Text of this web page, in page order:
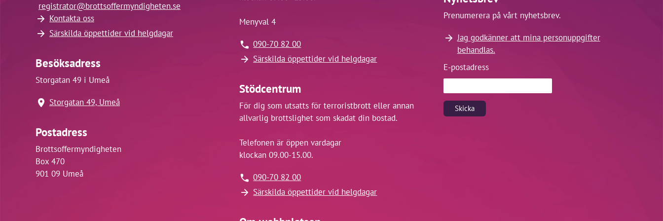
Inte heller kvaliteten och effekten av civilsamhällets stöd till brottsoffer
utvärderas tillräckligt, vare sig av kommunerna som anlitar brottsoffer-
Resultatet av kartläggningen tyder på att det finns ett flertal utmaningar
med samordningen av brottsofferstödet. Det handlar bland annat om
möjligheten att hänvisa brottsoffer vidare till andra aktörer och
för att ge adekvat stöd. Det framkommer även att brottsoffer till stor
utsträckning på egen hand måste vara aktiva och söka upp information
registrator@brottsoffermyndigheten.se
Kontakta oss
Särskilda öppettider vid helgdagar
Besöksadress
Storgatan 49 i Umeå
Storgatan 49, Umeå
Postadress
Brottsoffermyndigheten
Box 470
901 09 Umeå
Menyval 4
090-70 82 00
Särskilda öppettider vid helgdagar
Stödcentrum
För dig som utsatts för terroristbrott eller annan
allvarlig brottslighet som skadat din bostad.
Telefonen är öppen vardagar
klockan 09.00-15.00.
090-70 82 00
Särskilda öppettider vid helgdagar
Prenumerera på vårt nyhetsbrev.
Jag godkänner att mina personuppgifter
behandlas.
E-postadress
Skicka